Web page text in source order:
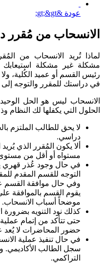
عودة &gt;&gt;
الانسحاب من مُقرر
لماذا تُريد الانسحاب من
مشكلة غير مشكلة استيعابك
رئيس القسم أو عميد الكُلية،
في دراستك للمقرر والتوجه إلى
الانسحاب ليس هو الحل
الحلول التي يكفلها لك النظام
لا يحق للطالب الملتزم
دراسي.
ألا يكون المُقرر الذي
مستواه أو أقل من
في حال وجود عُذر قهري
التوجه للقسم المقدم
وفي حال موافقة القسم
يقوم القسم بالموافقة
موضحاً أسباب الانسحاب.
كذلك نود التنويه
حتى تتأكد من إتمام
حضور المحاضرات لا
في حال تنفيذ عملية
سجل الطالب الأكاديمي.
التراكمي.